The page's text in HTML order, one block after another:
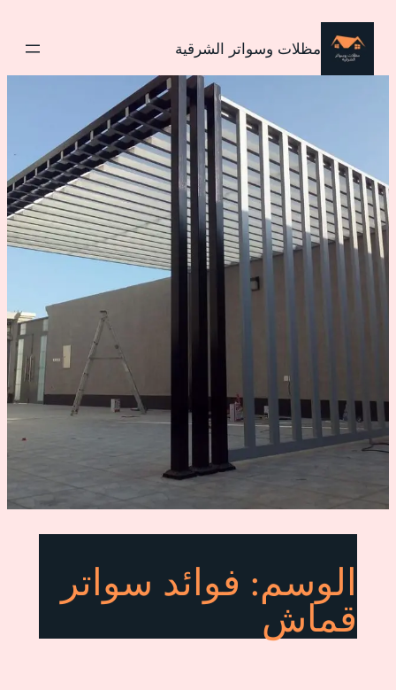
تخطى
المحتوى
مظلات وسواتر الشرقية
الوسم: فوائد سواتر
قماش